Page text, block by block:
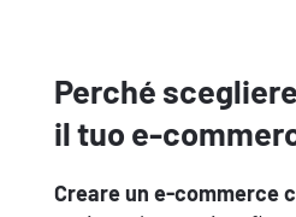
Perché
il tuo e-
Creare un e-commerce